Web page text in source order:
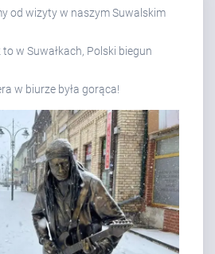
od wizyty w naszym Suwalskim
w Suwałkach, Polski biegun
w biurze była gorąca!